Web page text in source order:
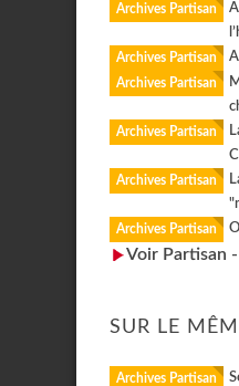
Archives Partisan
Archives Partisan
Archives Partisan
Archives Partisan
Archives Partisan
Archives Partisan
Voir Partisan
SUR LE
Archives Partisan